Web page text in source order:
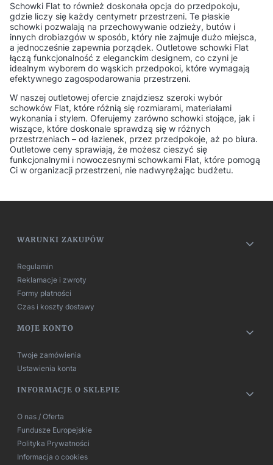
Schowki Flat to również doskonała opcja do przedpokoju,
gdzie liczy się każdy centymetr przestrzeni. Te płaskie
schowki pozwalają na przechowywanie odzieży, butów i
innych drobiazgów w sposób, który nie zajmuje dużo miejsca,
a jednocześnie zapewnia porządek. Outletowe schowki Flat
łączą funkcjonalność z eleganckim designem, co czyni je
idealnym wyborem do wąskich przedpokoi, które wymagają
efektywnego zagospodarowania przestrzeni.
W naszej outletowej ofercie znajdziesz szeroki wybór
schowków Flat, które różnią się rozmiarami, materiałami
wykonania i stylem. Oferujemy zarówno schowki stojące, jak i
wiszące, które doskonale sprawdzą się w różnych
przestrzeniach – od łazienek, przez przedpokoje, aż po biura.
Outletowe ceny sprawiają, że możesz cieszyć się
funkcjonalnymi i nowoczesnymi schowkami Flat, które pomogą
Ci w organizacji przestrzeni, nie nadwyrężając budżetu.
Linki w stopce
WARUNKI ZAKUPÓW
Regulamin
Reklamacje i zwroty
Formy płatności
Czas i koszty dostawy
MOJE KONTO
Twoje zamówienia
Ustawienia konta
INFORMACJE O SKLEPIE
O nas / Oferta
Fundusze Europejskie
Polityka Prywatności
Informacja o cookies